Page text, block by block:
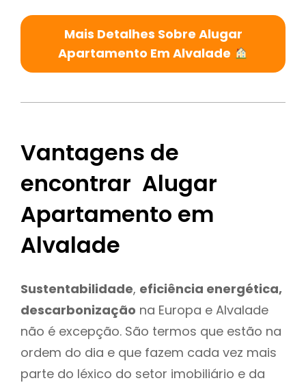
Mais Detalhes Sobre Alugar
Apartamento Em Alvalade
Vantagens de
encontrar Alugar
Apartamento em
Alvalade
Sustentabilidade, eficiência energética,
descarbonização na Europa e Alvalade
não é excepção. São termos que estão na
ordem do dia e que fazem cada vez mais
parte do léxico do setor imobiliário e da